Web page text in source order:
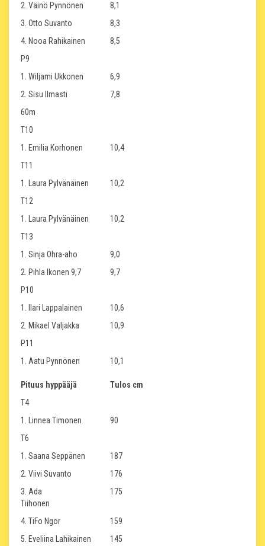
2. Väinö Pynnönen
8,1
3. Otto Suvanto
8,3
4. Nooa Rahikainen
8,5
P9
1. Wiljami Ukkonen
6,9
2. Sisu Ilmasti
7,8
60m
T10
1. Emilia Korhonen
10,4
T11
1. Laura Pylvänäinen
10,2
T12
1. Laura Pylvänäinen
10,2
T13
1. Sinja Ohra-aho
9,0
2. Pihla Ikonen 9,7
9,7
P10
1. Ilari Lappalainen
10,6
2. Mikael Valjakka
10,9
P11
1. Aatu Pynnönen
10,1
Pituus hyppääjä
Tulos cm
T4
1. Linnea Timonen
90
T6
1. Saana Seppänen
187
2. Viivi Suvanto
176
3. Ada
Tiihonen
175
4. TiFo Ngor
159
5. Eveliina Lahikainen
145